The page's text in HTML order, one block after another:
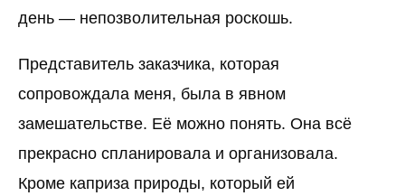
день — непозволительная роскошь.
Представитель заказчика, которая
сопровождала меня, была в явном
замешательстве. Её можно понять. Она всё
прекрасно спланировала и организовала.
Кроме каприза природы, который ей